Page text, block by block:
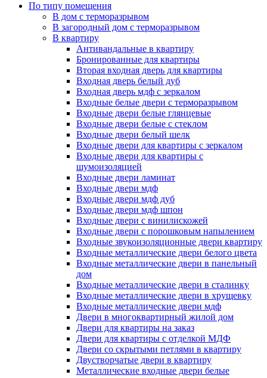
По типу помещения
В дом с терморазрывом
В загородный дом с терморазрывом
В квартиру
Антивандальные в квартиру
Бронированные для квартиры
Вторая входная дверь для квартиры
Входная дверь белый дуб
Входная дверь мдф с зеркалом
Входные белые двери с терморазрывом
Входные двери белые глянцевые
Входные двери белые с стеклом
Входные двери белый шелк
Входные двери для квартиры с зеркалом
Входные двери для квартиры с
шумоизоляцией
Входные двери ламинат
Входные двери мдф
Входные двери мдф дуб
Входные двери мдф шпон
Входные двери с винилискожей
Входные двери с порошковым напылением
Входные звукоизоляционные двери квартиру
Входные металлические двери белого цвета
Входные металлические двери в панельный
дом
Входные металлические двери в сталинку
Входные металлические двери в хрущевку
Входные металлические двери мдф
Двери в многоквартирный жилой дом
Двери для квартиры на заказ
Двери для квартиры с отделкой МДФ
Двери со скрытыми петлями в квартиру
Двустворчатые двери в квартиру
Металлические входные двери белые